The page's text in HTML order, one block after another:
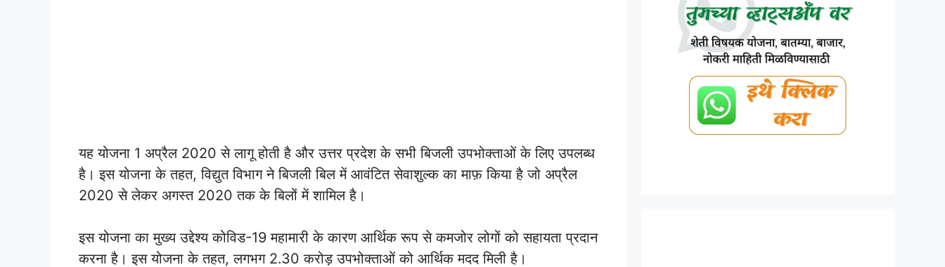
यह योजना 1 अप्रैल 2020 से लागू होती है और उत्तर प्रदेश के सभी बिजली उपभोक्ताओं के लिए उपलब्ध
है। इस योजना के तहत, विद्युत विभाग ने बिजली बिल में आवंटित सेवाशुल्क का माफ़ किया है जो अप्रैल
2020 से लेकर अगस्त 2020 तक के बिलों में शामिल है।
इस योजना का मुख्य उद्देश्य कोविड-19 महामारी के कारण आर्थिक रूप से कमजोर लोगों को सहायता प्रदान
करना है। इस योजना के तहत, लगभग 2.30 करोड़ उपभोक्ताओं को आर्थिक मदद मिली है।